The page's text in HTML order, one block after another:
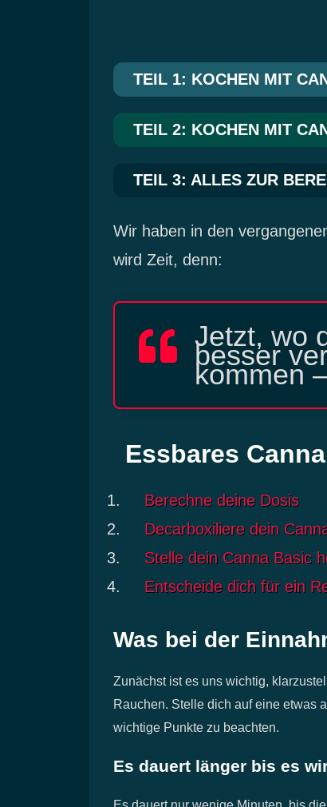
TEIL 1: KOCHEN MIT
TEIL 2: KOCHEN MIT
TEIL 3: ALLES ZUR
Wir haben in den
wird Zeit, denn:
Jetzt, wo
besser
kommen
Essbares
Berechne deine Dosis
Decarboxiliere dein
Stelle dein Canna Basic
Entscheide dich für ein
Was bei der
Zunächst ist es uns wichtig,
Rauchen. Stelle dich auf eine etwas
wichtige Punkte zu beachten.
Es dauert länger bis es